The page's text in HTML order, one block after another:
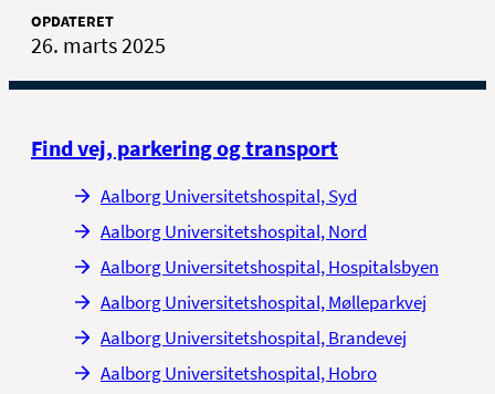
OPDATERET
26. marts 2025
Find vej, parkering og transport
Aalborg Universitetshospital, Syd
Aalborg Universitetshospital, Nord
Aalborg Universitetshospital, Hospitalsbyen
Aalborg Universitetshospital, Mølleparkvej
Aalborg Universitetshospital, Brandevej
Aalborg Universitetshospital, Hobro